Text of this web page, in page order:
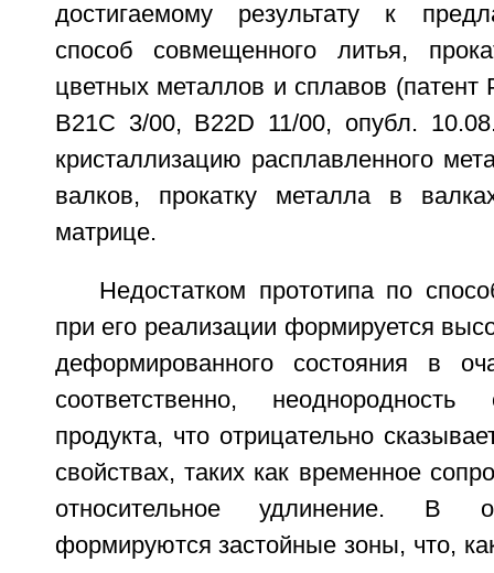
достигаемому результату к
способ совмещенного литья,
цветных металлов и сплавов
B21C 3/00, B22D 11/00, опубл.
кристаллизацию расплавленного
валков, прокатку металла в
матрице.
Недостатком прототипа по
при его реализации формируется
деформированного состояния в
соответственно, неоднородность
продукта, что отрицательно
свойствах, таких как временное
относительное удлинение. В
формируются застойные зоны, что,